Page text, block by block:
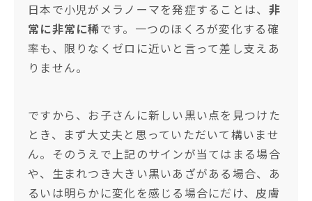
日本で小児がメラノーマを発症することは、 非
常に非常に稀です。一つのほくろが変化する確
率も、限りなくゼロに近いと言って差し支えあ
りません。
ですから、お子さんに新しい黒い点を見つけた
とき、まず大丈夫と思っていただいて構いませ
ん。そのうえで上記のサインが当てはまる場合
や、生まれつき大きい黒いあざがある場合、あ
るいは明らかに変化を感じる場合にだけ、皮膚